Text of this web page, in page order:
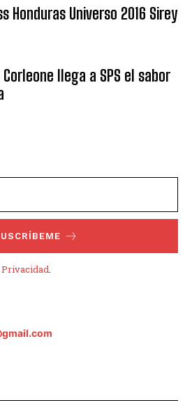
Honduras Universo 2016 Sirey
llega a SPS el sabor
.